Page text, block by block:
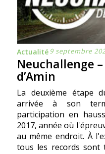
Actualité9 septembre
Neuchallenge
d’Amin
La deuxième étape
arrivée à son
participation en
2017, année où
au même endroit. À
tous les records sont